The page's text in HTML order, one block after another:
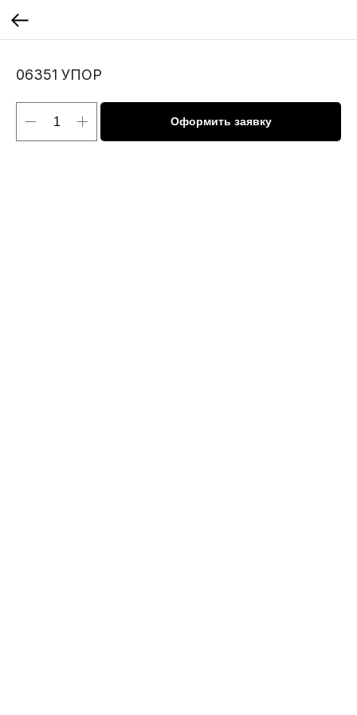
06351 УПОР
Оформить заявку